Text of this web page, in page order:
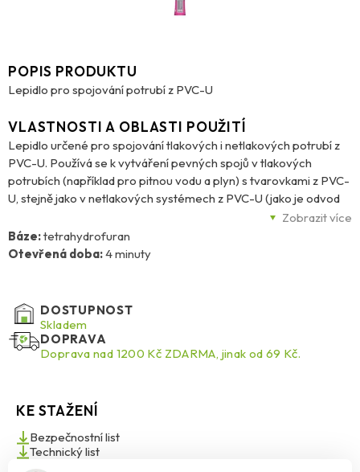
POPIS PRODUKTU
Lepidlo pro spojování potrubí z PVC-U
Zobrazit více
VLASTNOSTI A OBLASTI POUŽITÍ
Lepidlo určené pro spojování tlakových i netlakových potrubí z
PVC-U. Používá se k vytváření pevných spojů v tlakových
potrubích (například pro pitnou vodu a plyn) s tvarovkami z PVC-
U, stejně jako v netlakových systémech z PVC-U (jako je odvod
splašků), kanalizačních potrubích, PVC-U okapech a podobně.
Vhodné pro použití v potravinářství, pivovarnictví a při přepravě
vody. Spoje jsou voděodolné. Chemická odolnost, zejména vůči
odpovídajícím PVC-U materiálům a zároveň vyplňuje mezery.
Báze:tetrahydrofuran
Otevřená doba:4 minuty
DOSTUPNOST
Skladem
DOPRAVA
Doprava nad 1200 Kč ZDARMA, jinak od 69 Kč.
KE STAŽENÍ
Bezpečnostní list
Technický list